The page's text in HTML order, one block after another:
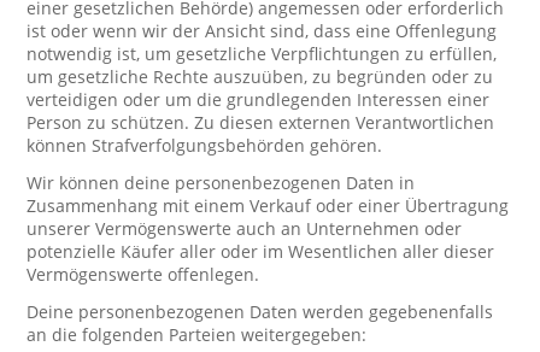
einer gesetzlichen Behörde) angemessen oder erforderlich
ist oder wenn wir der Ansicht sind, dass eine Offenlegung
notwendig ist, um gesetzliche Verpflichtungen zu erfüllen,
um gesetzliche Rechte auszuüben, zu begründen oder zu
verteidigen oder um die grundlegenden Interessen einer
Person zu schützen. Zu diesen externen Verantwortlichen
können Strafverfolgungsbehörden gehören.
Wir können deine personenbezogenen Daten in
Zusammenhang mit einem Verkauf oder einer Übertragung
unserer Vermögenswerte auch an Unternehmen oder
potenzielle Käufer aller oder im Wesentlichen aller dieser
Vermögenswerte offenlegen.
Deine personenbezogenen Daten werden gegebenenfalls
an die folgenden Parteien weitergegeben: